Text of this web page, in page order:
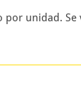
por unidad.